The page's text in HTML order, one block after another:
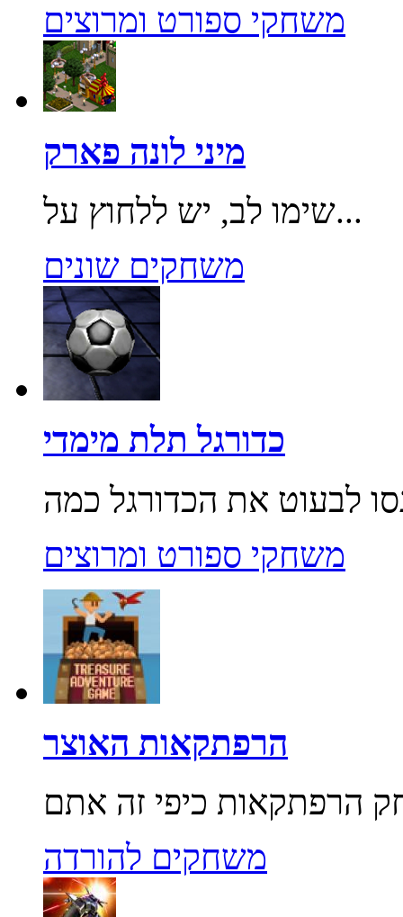
משחקי ספורט ומרוצים
מיני לונה פארק
שימו לב, יש ללחוץ על...
משחקים שונים
כדורגל תלת מימדי
משחקי ספורט ומרוצים
הרפתקאות האוצר
משחקים להורדה